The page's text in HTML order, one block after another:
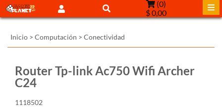
(0)
$ 0,00
Inicio > Computación > Conectividad
Router Tp-link Ac750 Wifi Archer
C24
1118502